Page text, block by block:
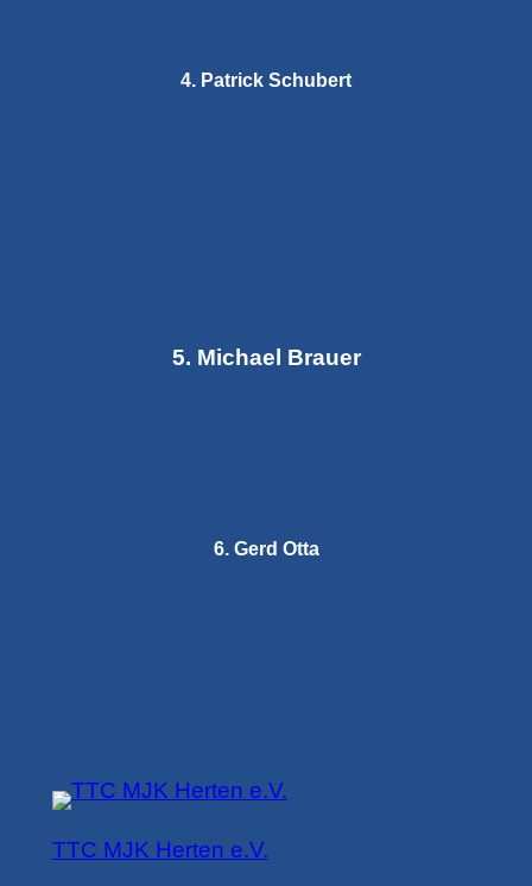
4. Patrick Schubert
5. Michael Brauer
6. Gerd Otta
TTC MJK Herten e.V.